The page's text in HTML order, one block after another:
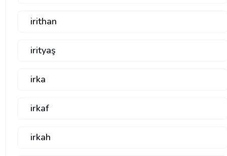
irithan
irityaş
irka
irkaf
irkah